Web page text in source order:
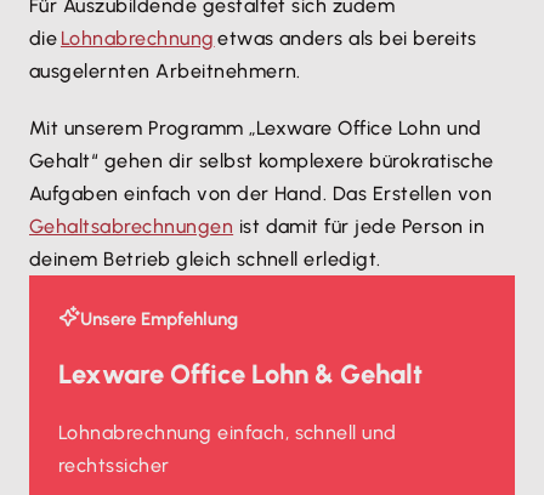
Für Auszubildende gestaltet sich zudem
die Lohnabrechnung etwas anders als bei bereits
ausgelernten Arbeitnehmern.
Mit unserem Programm „Lexware Office Lohn und
Gehalt“ gehen dir selbst komplexere bürokratische
Aufgaben einfach von der Hand. Das Erstellen von
Gehaltsabrechnungen ist damit für jede Person in
deinem Betrieb gleich schnell erledigt.
Unsere Empfehlung
Lexware Office Lohn & Gehalt
Lohnabrechnung einfach, schnell und
rechtssicher